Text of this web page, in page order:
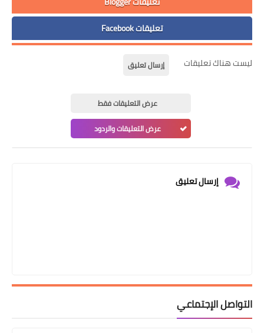
تعليقات Facebook
ليست هناك تعليقات إرسال تعليق
عرض التعليقات فقط
عرض التعليقات والردود
إرسال تعليق
التواصل الإجتماعي